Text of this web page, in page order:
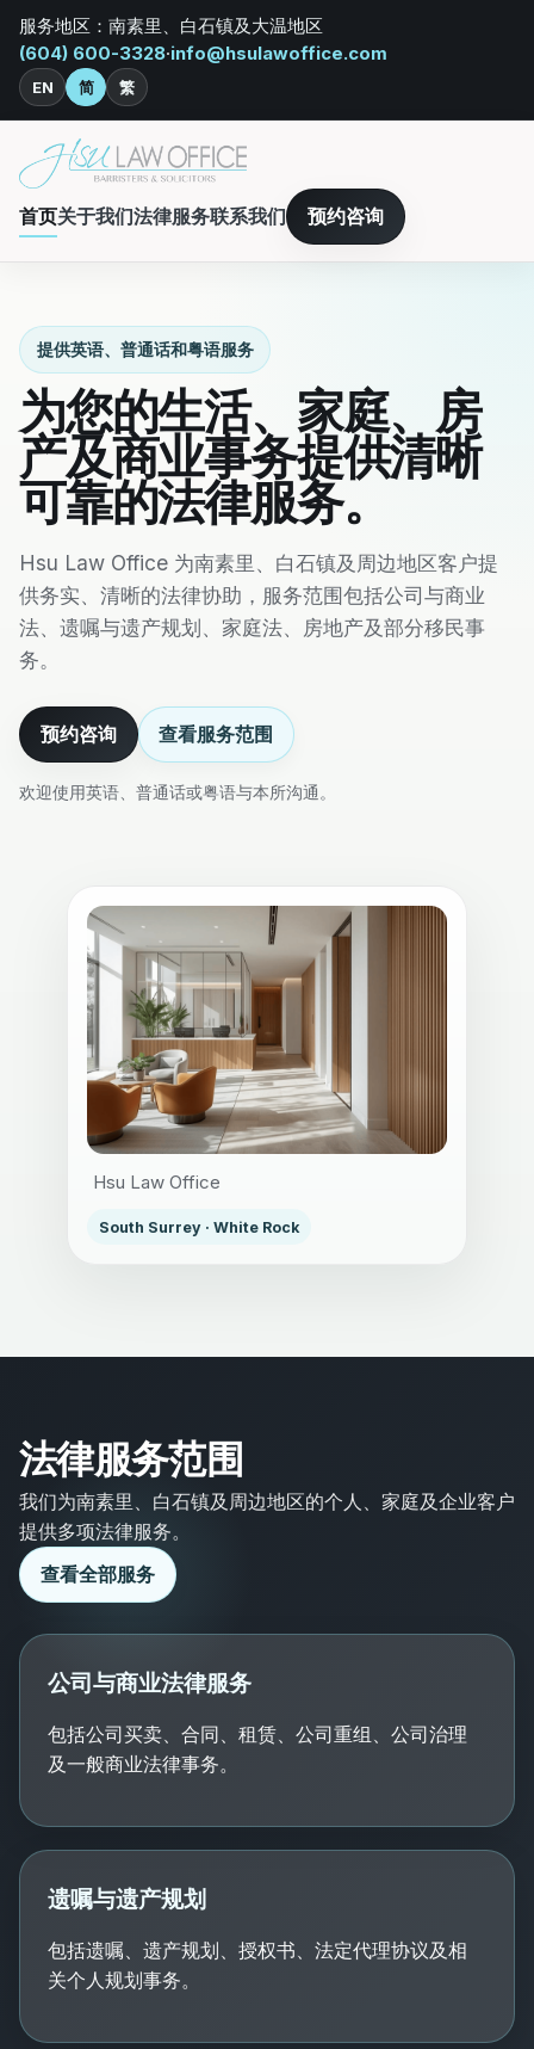
服务地区：南素里、白石镇及大温地区
(604) 600-3328·info@hsulawoffice.com
EN 简 繁
首页关于我们法律服务联系我们 预约咨询
提供英语、普通话和粤语服务
为您的生活、家庭、房
产及商业事务提供清晰
可靠的法律服务。
Hsu Law Office 为南素里、白石镇及周边地区客户提
供务实、清晰的法律协助，服务范围包括公司与商业
法、遗嘱与遗产规划、家庭法、房地产及部分移民事
务。
预约咨询 查看服务范围
欢迎使用英语、普通话或粤语与本所沟通。
Hsu Law Office
South Surrey · White Rock
法律服务范围
我们为南素里、白石镇及周边地区的个人、家庭及企业客户
提供多项法律服务。
查看全部服务
公司与商业法律服务
包括公司买卖、合同、租赁、公司重组、公司治理
及一般商业法律事务。
遗嘱与遗产规划
包括遗嘱、遗产规划、授权书、法定代理协议及相
关个人规划事务。